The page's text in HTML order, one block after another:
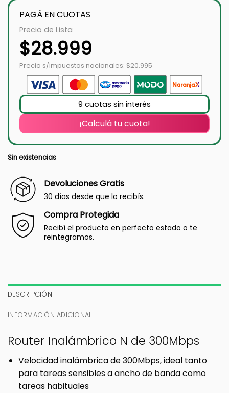
PAGÁ EN CUOTAS
Precio de Lista
$28.999
Precio s/impuestos nacionales: $20.995
9 cuotas sin interés
¡Calculá tu cuota!
Sin existencias
Devoluciones Gratis
30 días desde que lo recibís.
Compra Protegida
Recibí el producto en perfecto estado o te
reintegramos.
DESCRIPCIÓN
INFORMACIÓN ADICIONAL
Router Inalámbrico N de 300Mbps
Velocidad inalámbrica de 300Mbps, ideal tanto
para tareas sensibles a ancho de banda como
tareas habituales